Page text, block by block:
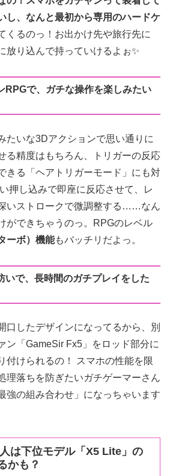
し、なんと最初から専用のハードケ
くるのっ！お出かけ先や旅行先に
放り込んで持っていけるよぉ✨
で、ガチな操作を楽しみたい
たいな3Dアクションで思い通りに
る精度はもちろん、トリガーの反応
きる「ヘアトリガーモード」にも対
押し込みで即座に反応させて、レ
いストロークで微調整する……なん
ができちゃうのっ。RPGのレベル
ーボ）機能もバッチリだよっ。
で、長時間のガチプレイをした
口したデザインになってるから、別
ン「GameSir Fx5」をロッド部分に
付けられるの！ スマホの性能を限
理落ちを防ぎたいガチゲーマーさん
強の組み合わせ」になっちゃいます
は下位モデル「X5 Lite」の
かも？